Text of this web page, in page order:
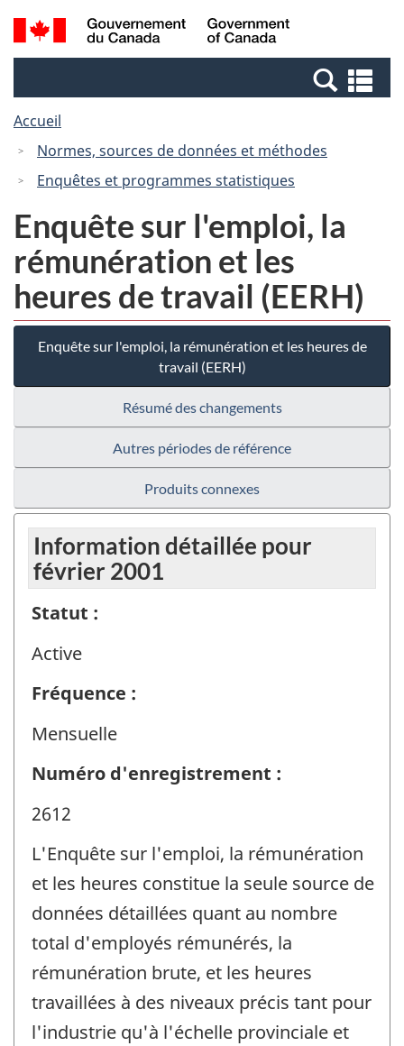
Passer
au
Passer
à
Canada
Recherche
et
et
Accueil
Normes, sources de données et méthodes
Enquêtes et programmes statistiques
Enquête sur l'emploi, la
rémunération et les
heures de travail (EERH)
Enquête sur l'emploi, la rémunération et les heures de
travail (EERH)
Résumé des changements
Autres périodes de référence
Produits connexes
Information détaillée pour
février 2001
Statut :
Active
Fréquence :
Mensuelle
Numéro d'enregistrement :
2612
L'Enquête sur l'emploi, la rémunération
et les heures constitue la seule source de
données détaillées quant au nombre
total d'employés rémunérés, la
rémunération brute, et les heures
travaillées à des niveaux précis tant pour
l'industrie qu'à l'échelle provinciale et